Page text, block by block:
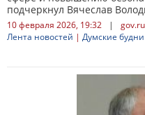
подчеркнул Вячеслав
10 февраля 2026, 19:32 |
gov.ru
Лента новостей | Думские будни